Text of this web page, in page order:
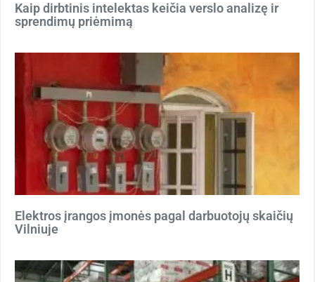
Kaip dirbtinis intelektas keičia verslo analizę ir
sprendimų priėmimą
Elektros įrangos įmonės pagal darbuotojų skaičių
Vilniuje